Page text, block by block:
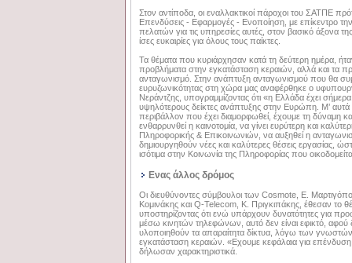
Στον αντίποδα, οι εναλλακτικοί πάροχοι του ΣΑΤΠΕ
Επενδύσεις - Εφαρμογές - Ενοποίηση, με επίκεντρο την
πελατών για τις υπηρεσίες αυτές, στον βασικό άξονα
ίσες ευκαιρίες για όλους τους παίκτες.
Τα θέματα που κυριάρχησαν κατά τη δεύτερη ημέρα,
προβλήματα στην εγκατάσταση κεραιών, αλλά και τα
ανταγωνισμό. Στην ανάπτυξη ανταγωνισμού που θα
ευρυζωνικότητας στη χώρα μας αναφέρθηκε ο
Νεράντζης, υπογραμμίζοντας ότι «η Ελλάδα έχει
υψηλότερους δείκτες ανάπτυξης στην Ευρώπη. Μ’ αυτά
περιβάλλον που έχει διαμορφωθεί, έχουμε τη δύναμη
ενθαρρυνθεί η καινοτομία, να γίνει ευρύτερη και
Πληροφορικής & Επικοινωνιών, να αυξηθεί η
δημιουργηθούν νέες και καλύτερες θέσεις εργασίας,
ισότιμα στην Κοινωνία της Πληροφορίας που
Ενας άλλος δρόμος
Οι διευθύνοντες σύμβουλοι των Cosmote, Ε.
Κομινάκης και Q-Telecom, Κ. Πριγκιπάκης, έθεσαν το
υποστηρίζοντας ότι ενώ υπάρχουν δυνατότητες για
μέσω κινητών τηλεφώνων, αυτό δεν είναι εφικτό,
υλοποιηθούν τα απαραίτητα δίκτυα, λόγω των
εγκατάσταση κεραιών. «Εχουμε κεφάλαια για
δήλωσαν χαρακτηριστικά.